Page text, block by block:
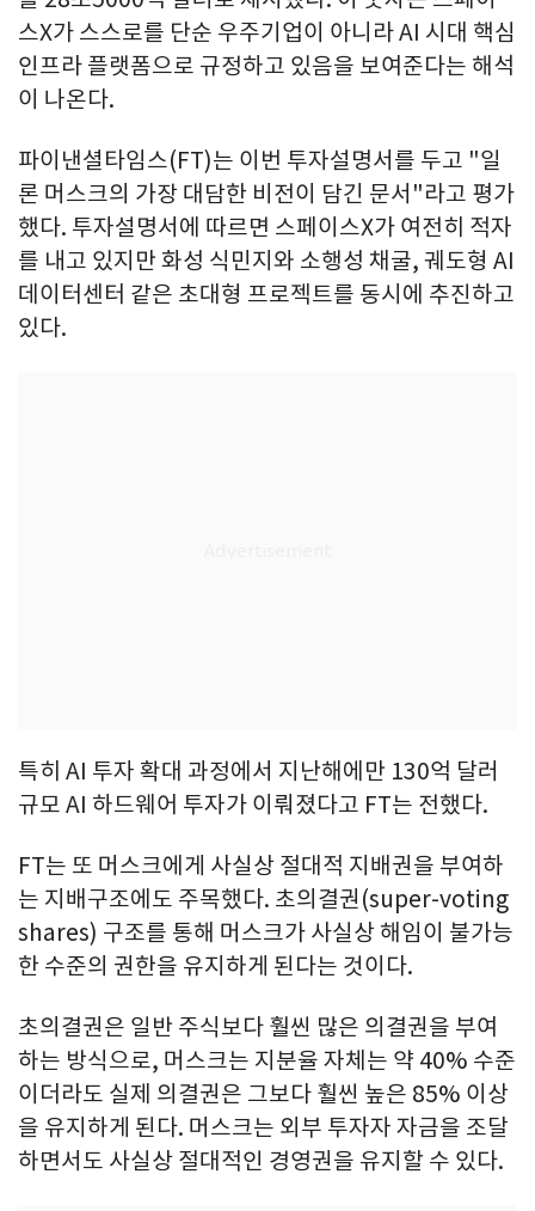
스X가 스스로를 단순 우주기업이 아니라 AI 시대 핵심
인프라 플랫폼으로 규정하고 있음을 보여준다는 해석
이 나온다.
파이낸셜타임스(FT)는 이번 투자설명서를 두고 "일
론 머스크의 가장 대담한 비전이 담긴 문서"라고 평가
했다. 투자설명서에 따르면 스페이스X가 여전히 적자
를 내고 있지만 화성 식민지와 소행성 채굴, 궤도형 AI
데이터센터 같은 초대형 프로젝트를 동시에 추진하고
있다.
특히 AI 투자 확대 과정에서 지난해에만 130억 달러
규모 AI 하드웨어 투자가 이뤄졌다고 FT는 전했다.
FT는 또 머스크에게 사실상 절대적 지배권을 부여하
는 지배구조에도 주목했다. 초의결권(super-voting
shares) 구조를 통해 머스크가 사실상 해임이 불가능
한 수준의 권한을 유지하게 된다는 것이다.
초의결권은 일반 주식보다 훨씬 많은 의결권을 부여
하는 방식으로, 머스크는 지분율 자체는 약 40% 수준
이더라도 실제 의결권은 그보다 훨씬 높은 85% 이상
을 유지하게 된다. 머스크는 외부 투자자 자금을 조달
하면서도 사실상 절대적인 경영권을 유지할 수 있다.